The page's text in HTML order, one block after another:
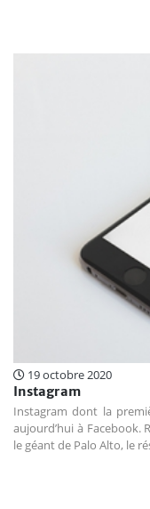
19 octobre 2020
Instagram
Instagram dont la
aujourd’hui à Facebook.
le géant de Palo Alto, le